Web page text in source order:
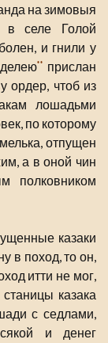
на зимовыя
в селе Голой
и гнили у
**
прислан
ордер, чтоб из
лошадьми
по которому
отпущен
а в оной чин
полковником
казаки
в поход, то он,
итти не мог,
станицы казака
с седлами,
и денег